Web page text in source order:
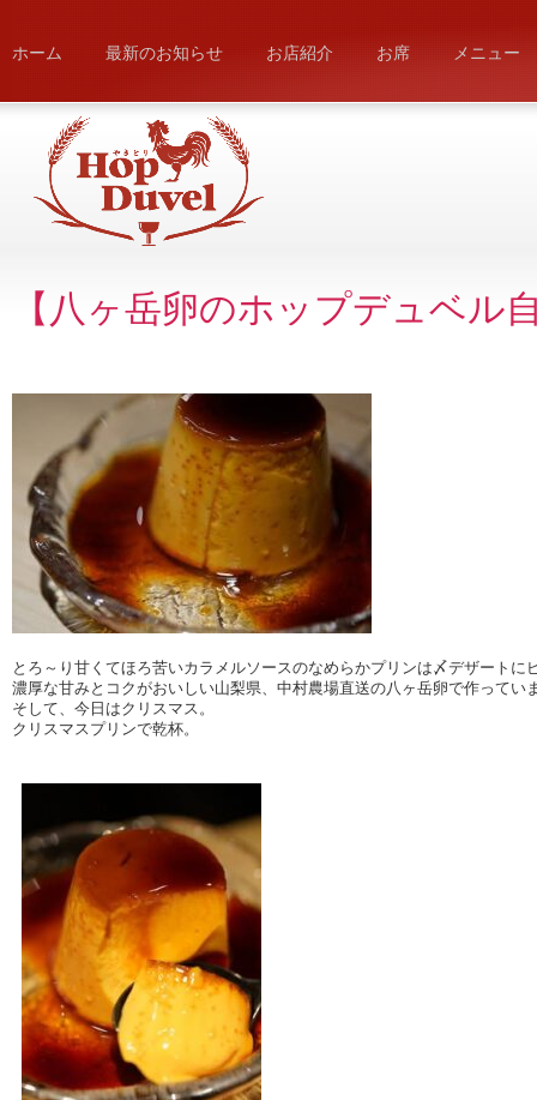
ホーム 最新のお知らせ お店紹介 お席 メニュー
【八ヶ岳卵のホップデュベル
とろ～り甘くてほろ苦いカラメルソースのなめらかプリンは〆デザートに
濃厚な甘みとコクがおいしい山梨県、中村農場直送の八ヶ岳卵で作ってい
そして、今日はクリスマス。
クリスマスプリンで乾杯。